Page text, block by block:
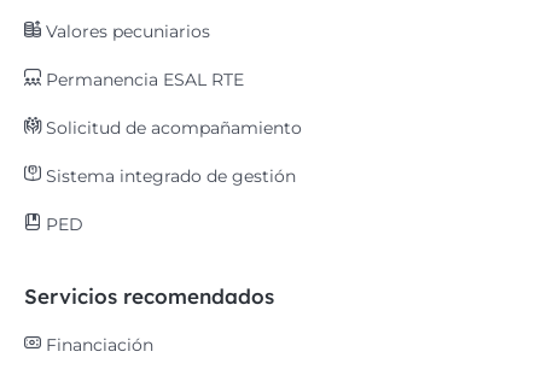
Valores pecuniarios
Permanencia ESAL RTE
Solicitud de acompañamiento
Sistema integrado de gestión
PED
Servicios recomendados
Financiación